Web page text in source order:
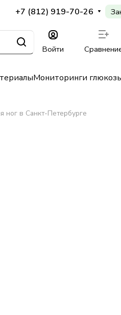
+7 (812) 919-70-26
Войти
Мониторинги
ног в Санкт-Петербурге